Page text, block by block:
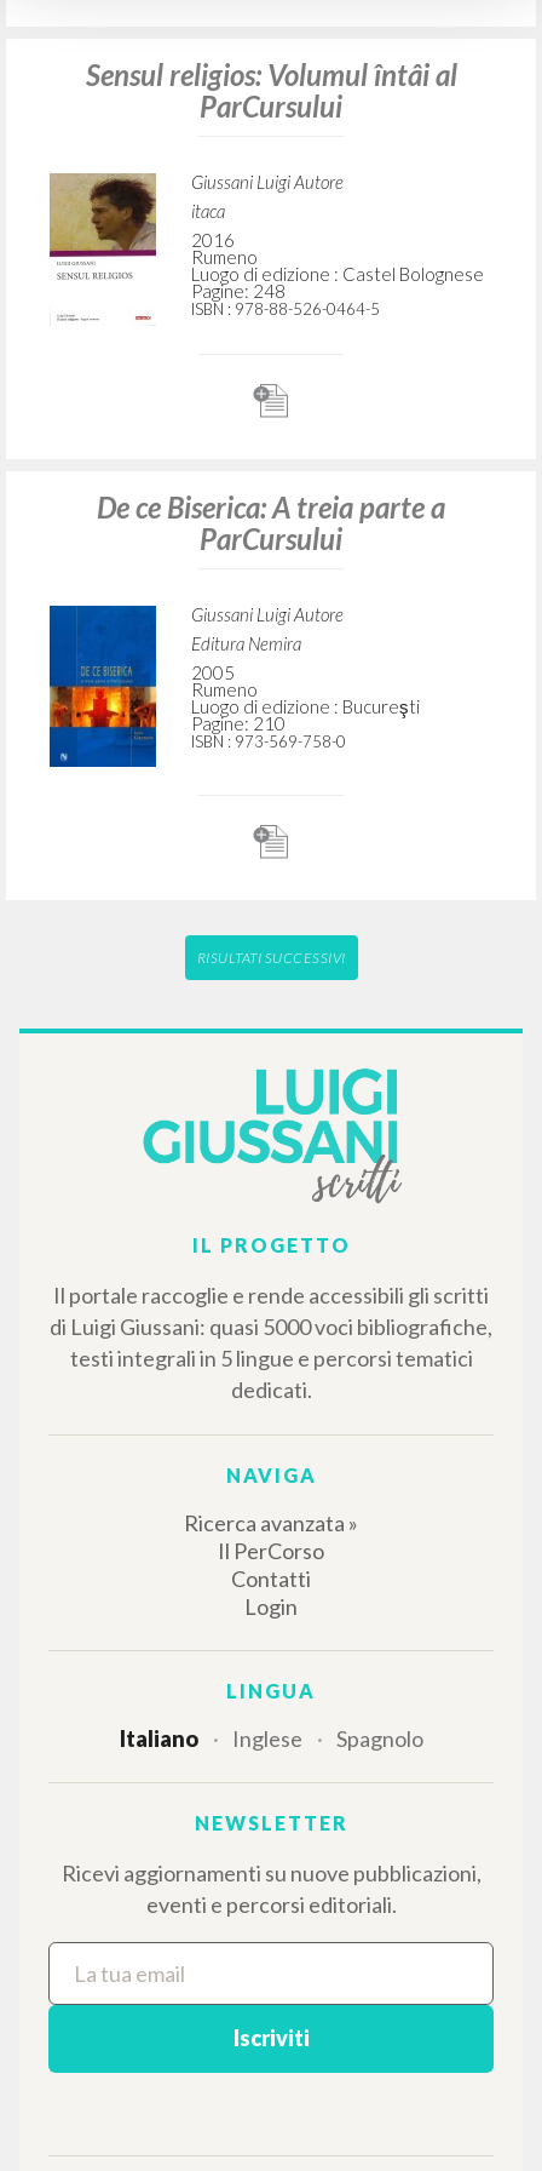
Sensul religios: Volumul întâi al
ParCursului
Giussani Luigi Autore
itaca
2016
Rumeno
Luogo di edizione : Castel Bolognese
Pagine: 248
ISBN : 978-88-526-0464-5
De ce Biserica: A treia parte a
ParCursului
Giussani Luigi Autore
Editura Nemira
2005
Rumeno
Luogo di edizione : Bucureşti
Pagine: 210
ISBN : 973-569-758-0
RISULTATI SUCCESSIVI
IL PROGETTO
Il portale raccoglie e rende accessibili gli scritti
di Luigi Giussani: quasi 5000 voci bibliografiche,
testi integrali in 5 lingue e percorsi tematici
dedicati.
NAVIGA
Ricerca avanzata »
Il PerCorso
Contatti
Login
LINGUA
Italiano Inglese Spagnolo
NEWSLETTER
Ricevi aggiornamenti su nuove pubblicazioni,
eventi e percorsi editoriali.
Iscriviti